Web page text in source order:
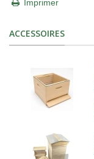
Imprimer
ACCESSOIRES